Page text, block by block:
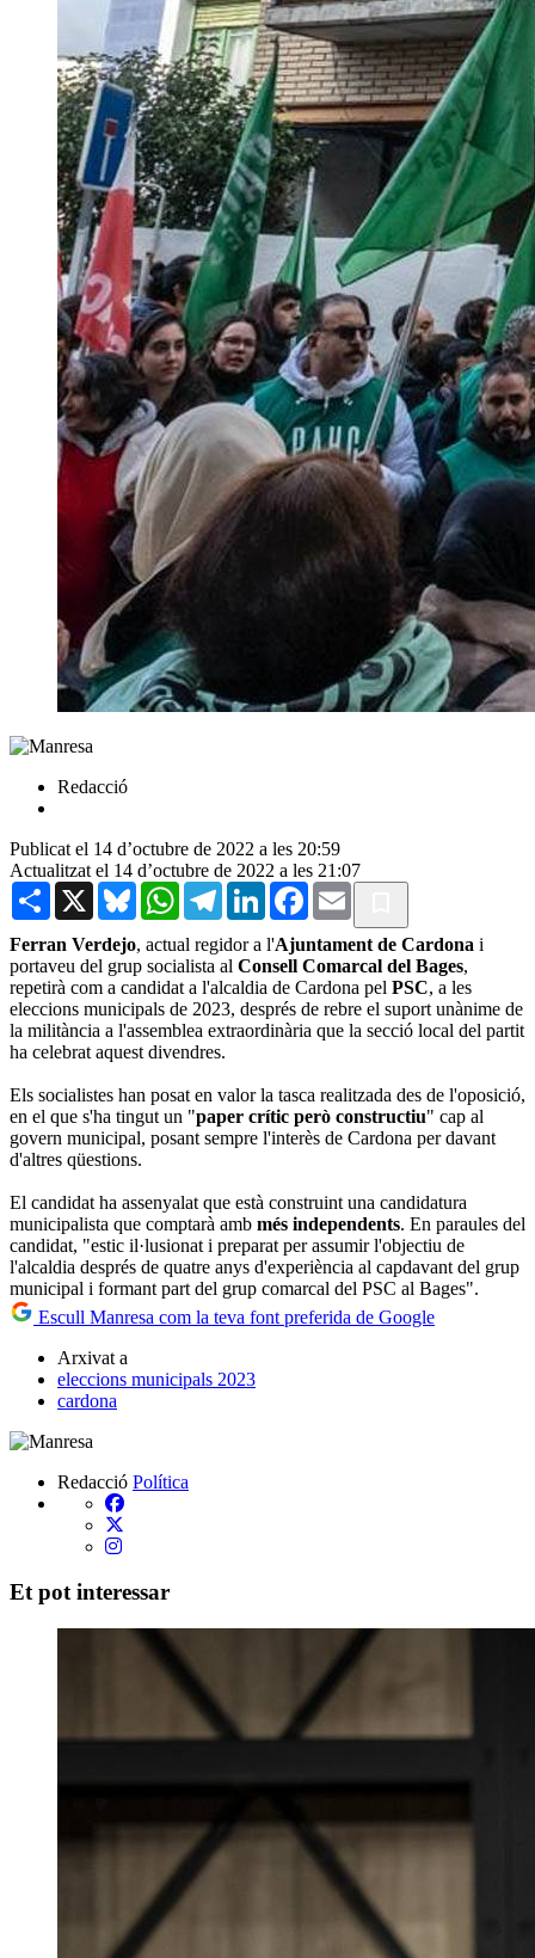
Redacció
Publicat el 14 d’octubre de 2022 a les 20:59
Actualitzat el 14 d’octubre de 2022 a les 21:07
Share X BlueskyWhatsAppTelegramLinkedInFacebook
Email
Ferran Verdejo, actual regidor a l'Ajuntament de Cardona i
portaveu del grup socialista al Consell Comarcal del Bages,
repetirà com a candidat a l'alcaldia de Cardona pel PSC, a les
eleccions municipals de 2023, després de rebre el suport unànime de
la militància a l'assemblea extraordinària que la secció local del partit
ha celebrat aquest divendres.
Els socialistes han posat en valor la tasca realitzada des de l'oposició,
en el que s'ha tingut un "paper crític però constructiu" cap al
govern municipal, posant sempre l'interès de Cardona per davant
d'altres qüestions.
El candidat ha assenyalat que està construint una candidatura
municipalista que comptarà amb més independents. En paraules del
candidat, "estic il·lusionat i preparat per assumir l'objectiu de
l'alcaldia després de quatre anys d'experiència al capdavant del grup
municipal i formant part del grup comarcal del PSC al Bages".
Escull Manresa com la teva font preferida de Google
Arxivat a
eleccions municipals 2023
cardona
Redacció Política
Et pot interessar